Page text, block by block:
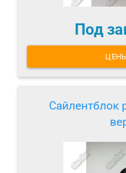
Под
Сайлентблок